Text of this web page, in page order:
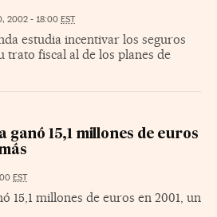
2002 - 18:00 EST
estudia incentivar los seguros
trato fiscal al de los planes de
ganó 15,1 millones de euros
EST
15,1 millones de euros en 2001, un